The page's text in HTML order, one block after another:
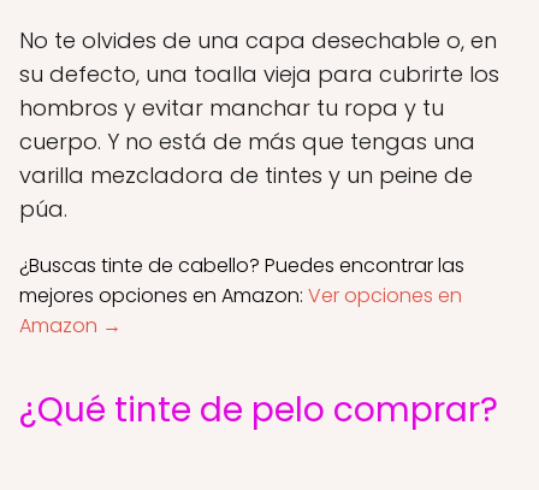
No te olvides de una capa desechable o, en
su defecto, una toalla vieja para cubrirte los
hombros y evitar manchar tu ropa y tu
cuerpo. Y no está de más que tengas una
varilla mezcladora de tintes y un peine de
púa.
¿Buscas tinte de cabello? Puedes encontrar las
mejores opciones en Amazon: Ver opciones en
Amazon →
¿Qué tinte de pelo comprar?